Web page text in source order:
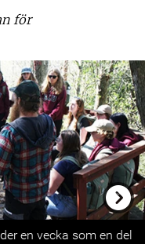
för
Next
en vecka som en del